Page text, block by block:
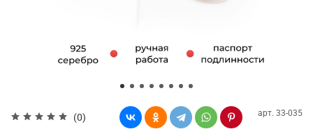
(0) арт. 33-035